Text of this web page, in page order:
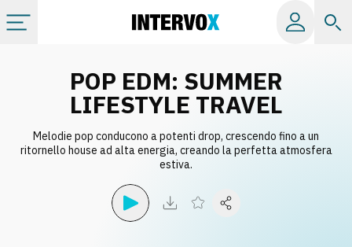
Album
POP EDM: SUMMER
LIFESTYLE TRAVEL
Melodie pop conducono a potenti drop, crescendo fino a un
ritornello house ad alta energia, creando la perfetta atmosfera
estiva.